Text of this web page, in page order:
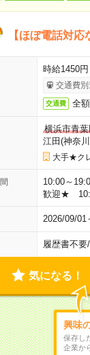
【ほぼ電話対
時給1450円
交通費別
交通費 全
横浜市青葉
江田(神奈
大手★ク
10:00～
歓迎★
2026/09/
履歴書不要/
気になる！
興味
保存し
企業か